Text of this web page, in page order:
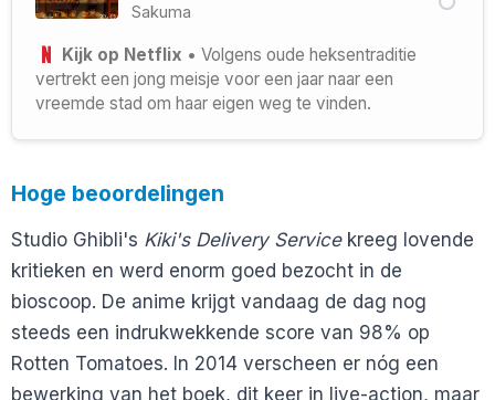
Sakuma
Kijk op Netflix • Volgens oude heksentraditie
vertrekt een jong meisje voor een jaar naar een
vreemde stad om haar eigen weg te vinden.
Hoge beoordelingen
Studio Ghibli's Kiki's Delivery Service kreeg lovende
kritieken en werd enorm goed bezocht in de
bioscoop. De anime krijgt vandaag de dag nog
steeds een indrukwekkende score van 98% op
Rotten Tomatoes. In 2014 verscheen er nóg een
bewerking van het boek, dit keer in live-action, maar